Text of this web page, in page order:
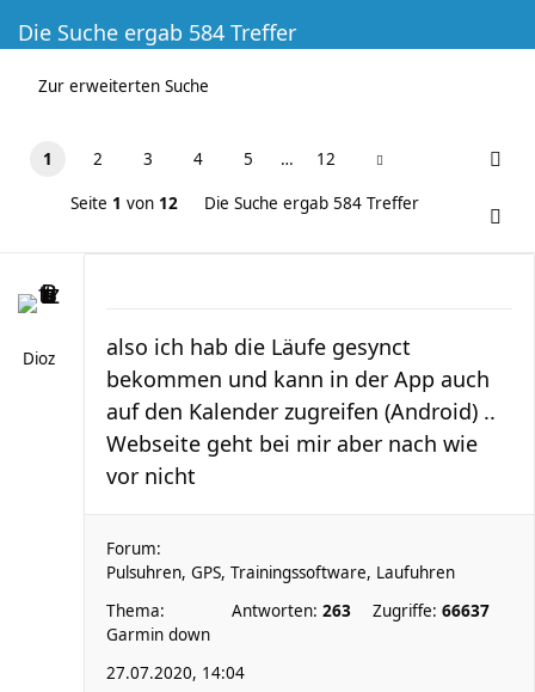
Die Suche ergab 584 Treffer
Zur erweiterten Suche
1 2 3 4 5 … 12
Seite 1 von 12 Die Suche ergab 584 Treffer
Dioz
also ich hab die Läufe gesynct
bekommen und kann in der App auch
auf den Kalender zugreifen (Android) ..
Webseite geht bei mir aber nach wie
vor nicht
Forum:
Pulsuhren, GPS, Trainingssoftware, Laufuhren
Thema:
Garmin down
Antworten: 263 Zugriffe: 66637
27.07.2020, 14:04